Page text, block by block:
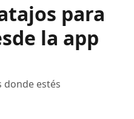
para
la app
donde estés